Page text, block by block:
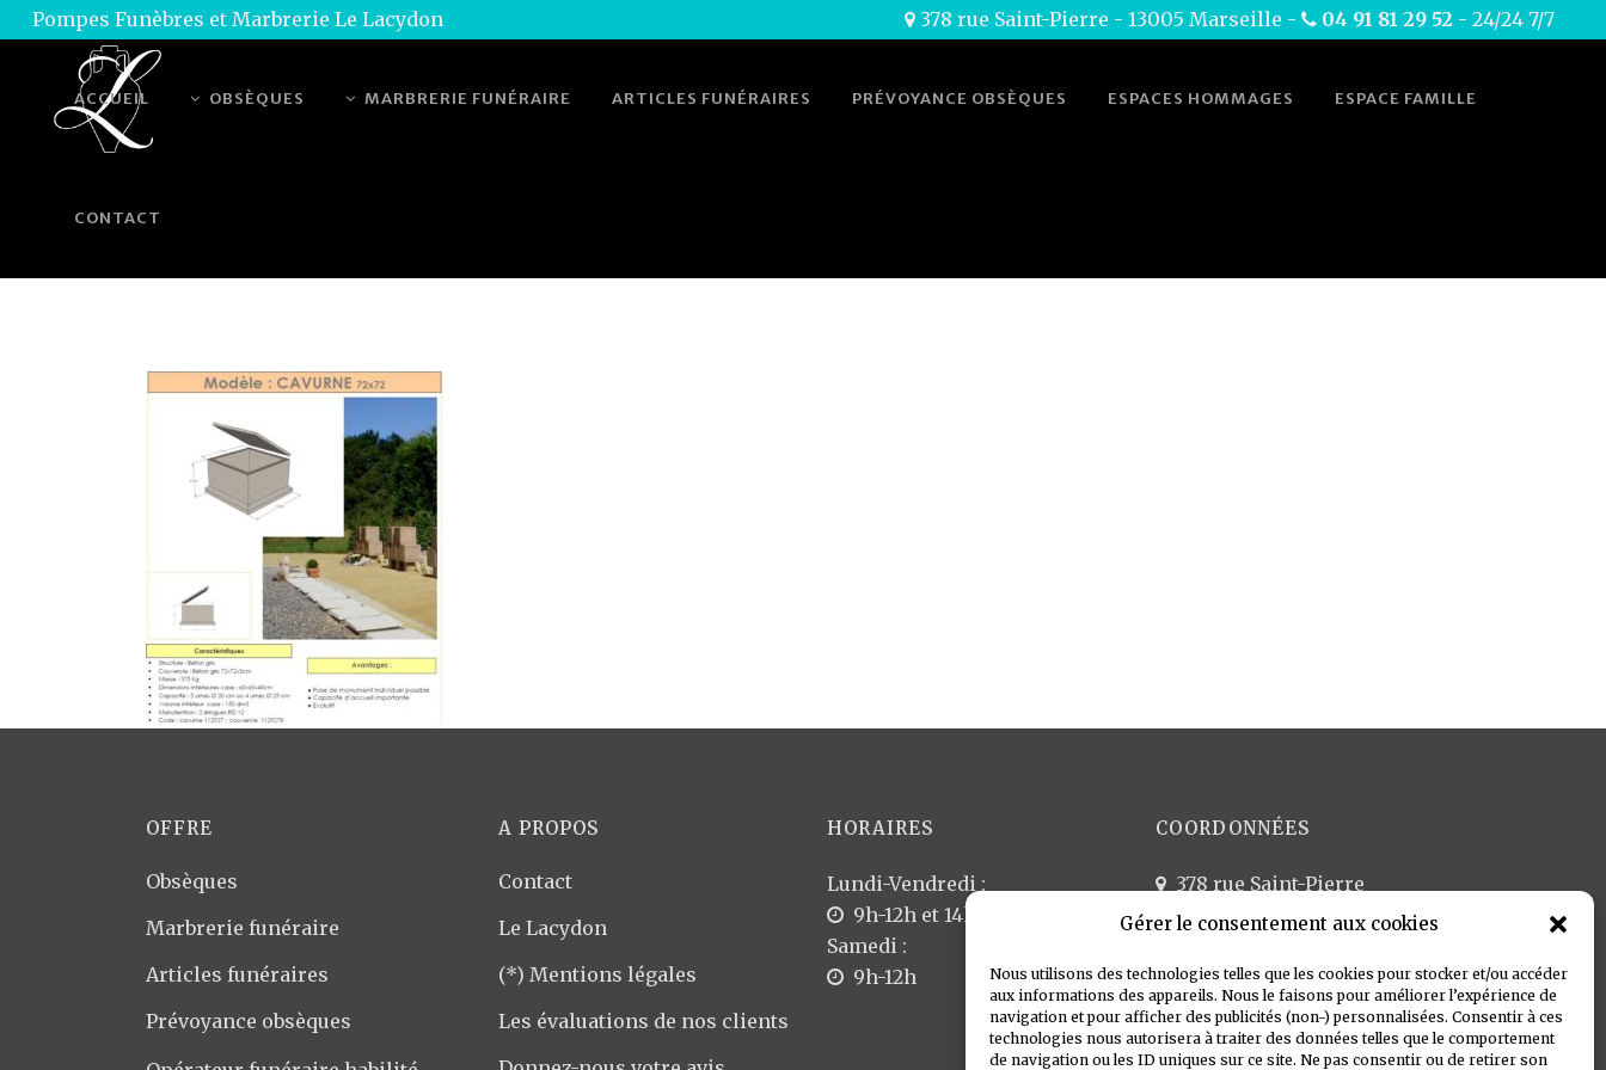
Gérer le consentement aux cookies
Nous utilisons des technologies telles que les cookies pour stocker et/ou accéder
aux informations des appareils. Nous le faisons pour améliorer l’expérience de
navigation et pour afficher des publicités (non-) personnalisées. Consentir à ces
technologies nous autorisera à traiter des données telles que le comportement
de navigation ou les ID uniques sur ce site. Ne pas consentir ou de retirer son
Pompes Funèbres et Marbrerie Le Lacydon 378 rue Saint-Pierre - 13005 Marseille - 04 91 81 29 52 - 24/24 7/7
ACCUEIL OBSÈQUES MARBRERIE FUNÉRAIRE ARTICLES FUNÉRAIRES PRÉVOYANCE OBSÈQUES ESPACES HOMMAGES ESPACE FAMILLE
CONTACTFICHE TECHNIQUE CAVURNE
OFFRE
Obsèques
Marbrerie funéraire
Articles funéraires
Prévoyance obsèques
A PROPOS
Contact
Le Lacydon
(*) Mentions légales
Les évaluations de nos clients
HORAIRES
Lundi-Vendredi :
9h-12h et 14h-18h
Samedi :
9h-12h
COORDONNÉES
378 rue Saint-Pierre
13005 Marseille
pflacydon@gmail.com